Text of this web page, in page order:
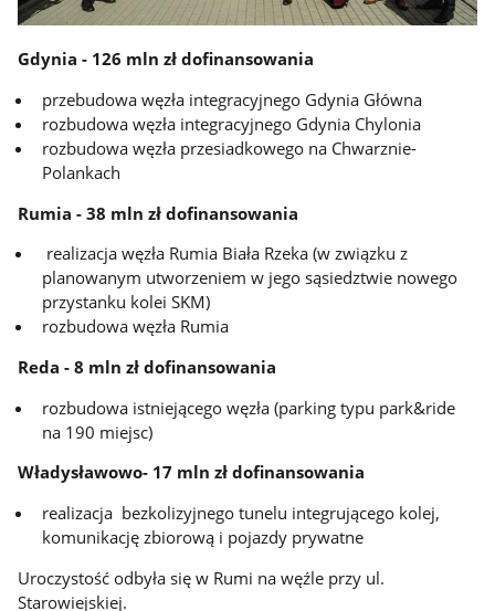
Gdynia - 126 mln zł dofinansowania
przebudowa węzła integracyjnego Gdynia Główna
rozbudowa węzła integracyjnego Gdynia Chylonia
rozbudowa węzła przesiadkowego na Chwarznie-
Polankach
Rumia - 38 mln zł dofinansowania
realizacja węzła Rumia Biała Rzeka (w związku z
planowanym utworzeniem w jego sąsiedztwie nowego
przystanku kolei SKM)
rozbudowa węzła Rumia
Reda - 8 mln zł dofinansowania
rozbudowa istniejącego węzła (parking typu park&ride
na 190 miejsc)
Władysławowo- 17 mln zł dofinansowania
realizacja bezkolizyjnego tunelu integrującego kolej,
komunikację zbiorową i pojazdy prywatne
Uroczystość odbyła się w Rumi na węźle przy ul.
Starowiejskiej.